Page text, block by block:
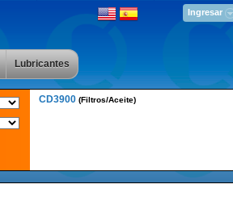
Ingresar
Lubricantes
CD3900 (Filtros/Aceite)